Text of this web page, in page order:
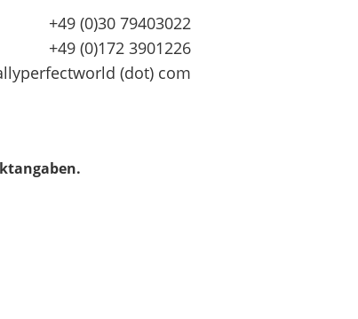
+49 (0)30 79403022
+49 (0)172 3901226
(dot) com